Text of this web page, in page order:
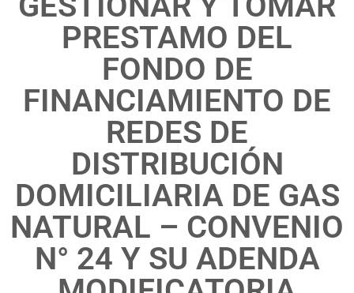
PRESTAMO DEL
FONDO DE
FINANCIAMIENTO DE
REDES DE
DISTRIBUCIÓN
DOMICILIARIA DE GAS
NATURAL – CONVENIO
N° 24 Y SU ADENDA